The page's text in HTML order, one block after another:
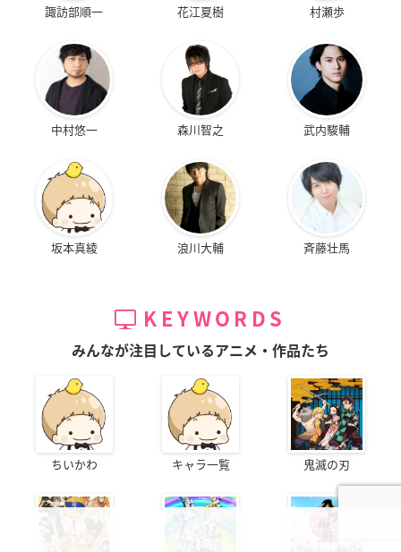
諏訪部順一 花江夏樹 村瀬歩
中村悠一 森川智之 武内駿輔
坂本真綾 浪川大輔 斉藤壮馬
KEYWORDS
みんなが注目しているアニメ・作品たち
ちいかわ キャラ一覧 鬼滅の刃